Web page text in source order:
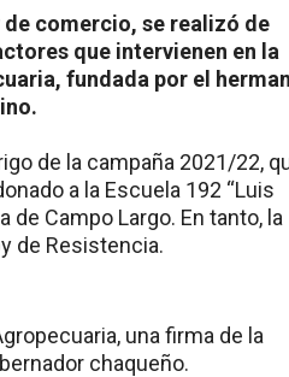
comercio, se realizó de
que intervienen en la
fundada por el
de la campaña 2021/22,
a la Escuela 192 “Luis
de Campo Largo. En tanto, la
de Resistencia.
una firma de la
chaqueño.